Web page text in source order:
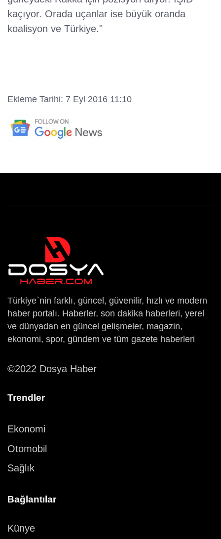
kaçıyor. Orada uçanlar ise büyük oranda
koalisyon ve Türkiye."
Ekleme Tarihi: 7 Eyl 2016 11:10
Türkiye`nin farklı, güncel, güvenilir, hızlı ve modern
haber portalı. Haberler, son dakika haberleri, yerel
ve dünyadan en güncel gelişmeler, magazin,
ekonomi, spor, gündem ve tüm gazete haberleri
©2022 Dosya Haber
Trendler
Ekonomi
Otomobil
Sağlık
Bağlantılar
Künye